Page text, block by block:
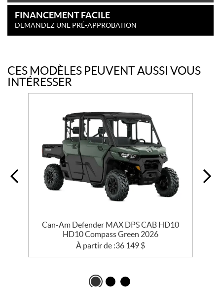
FINANCEMENT FACILE
DEMANDEZ UNE PRÉ-APPROBATION
CES MODÈLES PEUVENT AUSSI VOUS
INTÉRESSER
Can-Am Defender MAX DPS CAB HD10
HD10 Compass Green 2026
À partir de :36 149 $